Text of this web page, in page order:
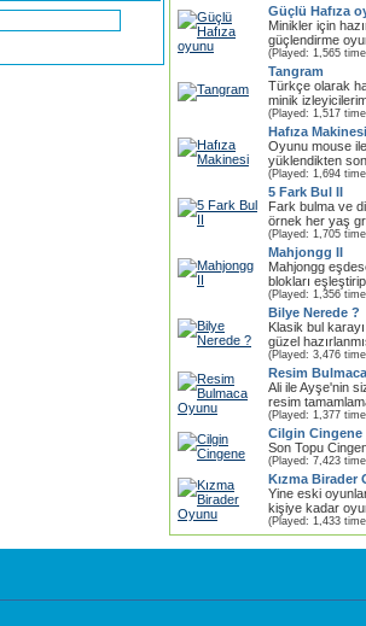
Güçlü Hafıza
Minikler için
güçlendirme
(Played: 1,565
Tangram
Türkçe olarak
minik
(Played: 1,517
Hafıza Makinesi
Oyunu mouse
yüklendikten
(Played: 1,694
5 Fark Bul II
Fark bulma ve
örnek her yaş
(Played: 1,705
Mahjongg II
Mahjongg
blokları
(Played: 1,356
Bilye Nerede ?
Klasik bul
güzel
(Played: 3,476
Resim
Ali ile Ayşe'nin
resim
(Played: 1,377
Cilgin Cingene
Son Topu
(Played: 7,423
Kızma Birader
Yine eski
kişiye kadar
(Played: 1,433